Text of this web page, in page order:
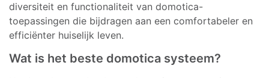
diversiteit en functionaliteit van domotica-
toepassingen die bijdragen aan een comfortabeler en
efficiënter huiselijk leven.
Wat is het beste domotica systeem?